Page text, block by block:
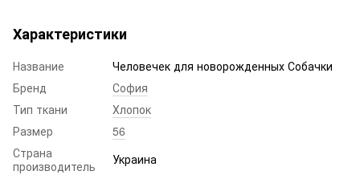
Характеристики
Название
Человечек для новорожденных Собачки
Бренд
София
Тип ткани
Хлопок
Размер
56
Страна
производитель
Украина